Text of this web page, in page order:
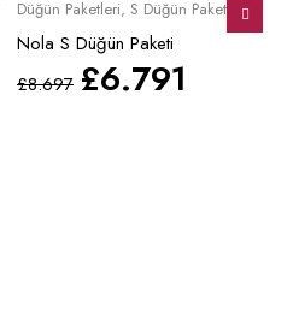
Düğün Paketleri,S Düğün Paketleri
Nola S Düğün Paketi
£8.697 £6.791